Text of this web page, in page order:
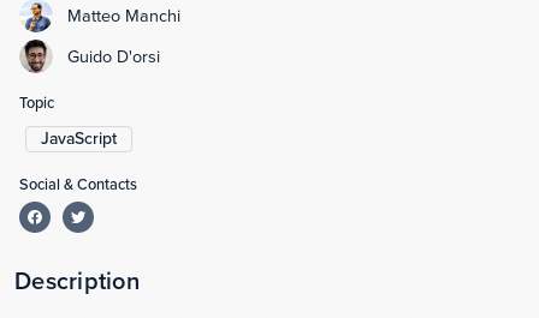
Description
Matteo Manchi
Guido D'orsi
Topic
JavaScript
Social & Contacts